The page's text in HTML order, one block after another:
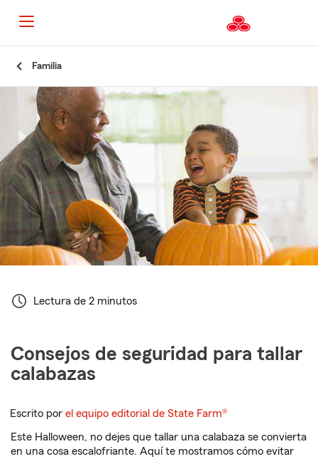
Familia
Lectura de 2 minutos
Consejos de seguridad para tallar
calabazas
Escrito porel equipo editorial de State Farm®
Este Halloween, no dejes que tallar una calabaza se convierta
en una cosa escalofriante. Aquí te mostramos cómo evitar